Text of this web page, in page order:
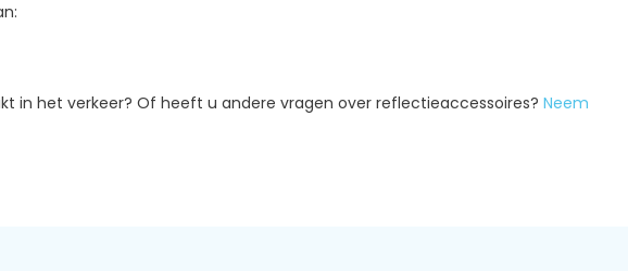
in het verkeer? Of heeft u andere vragen over reflectieaccessoires? Neem